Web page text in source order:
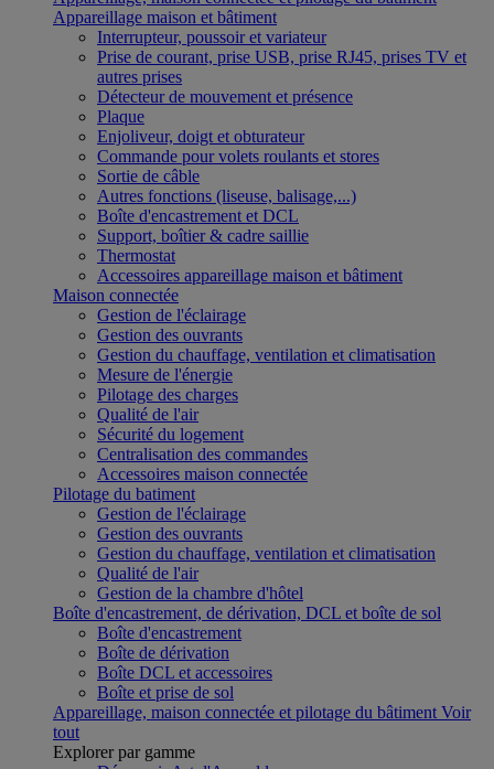
Appareillage maison et bâtiment
Interrupteur, poussoir et variateur
Prise de courant, prise USB, prise RJ45, prises TV et
autres prises
Détecteur de mouvement et présence
Plaque
Enjoliveur, doigt et obturateur
Commande pour volets roulants et stores
Sortie de câble
Autres fonctions (liseuse, balisage,...)
Boîte d'encastrement et DCL
Support, boîtier & cadre saillie
Thermostat
Accessoires appareillage maison et bâtiment
Maison connectée
Gestion de l'éclairage
Gestion des ouvrants
Gestion du chauffage, ventilation et climatisation
Mesure de l'énergie
Pilotage des charges
Qualité de l'air
Sécurité du logement
Centralisation des commandes
Accessoires maison connectée
Pilotage du batiment
Gestion de l'éclairage
Gestion des ouvrants
Gestion du chauffage, ventilation et climatisation
Qualité de l'air
Gestion de la chambre d'hôtel
Boîte d'encastrement, de dérivation, DCL et boîte de sol
Boîte d'encastrement
Boîte de dérivation
Boîte DCL et accessoires
Boîte et prise de sol
Appareillage, maison connectée et pilotage du bâtiment Voir
tout
Explorer par gamme